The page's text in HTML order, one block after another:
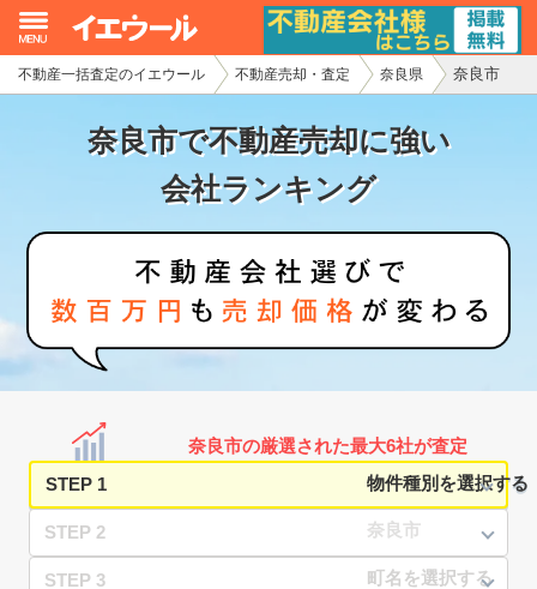
不動産一括査定のイエウール 不動産売却・査定 奈良県 奈良市
奈良市で不動産売却に強い
会社ランキング
奈良市の厳選された最大6社が査定
STEP 1
STEP 2
STEP 3
イエウール加盟希望の不動産会社様
初めての方へ
不動産の売却・一括査定
家査定シミュレーター
お問い合わせ